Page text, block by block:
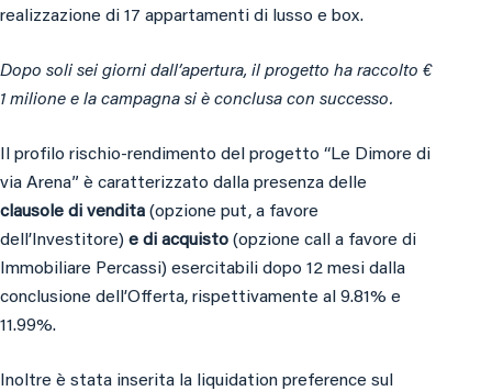
realizzazione di 17 appartamenti di lusso e box.
Dopo soli sei giorni dall’apertura, il progetto ha raccolto €
1 milione e la campagna si è conclusa con successo.
Il profilo rischio-rendimento del progetto “Le Dimore di
via Arena” è caratterizzato dalla presenza delle
clausole di vendita (opzione put, a favore
dell’Investitore) e di acquisto (opzione call a favore di
Immobiliare Percassi) esercitabili dopo 12 mesi dalla
conclusione dell’Offerta, rispettivamente al 9.81% e
11.99%.
Inoltre è stata inserita la liquidation preference sul